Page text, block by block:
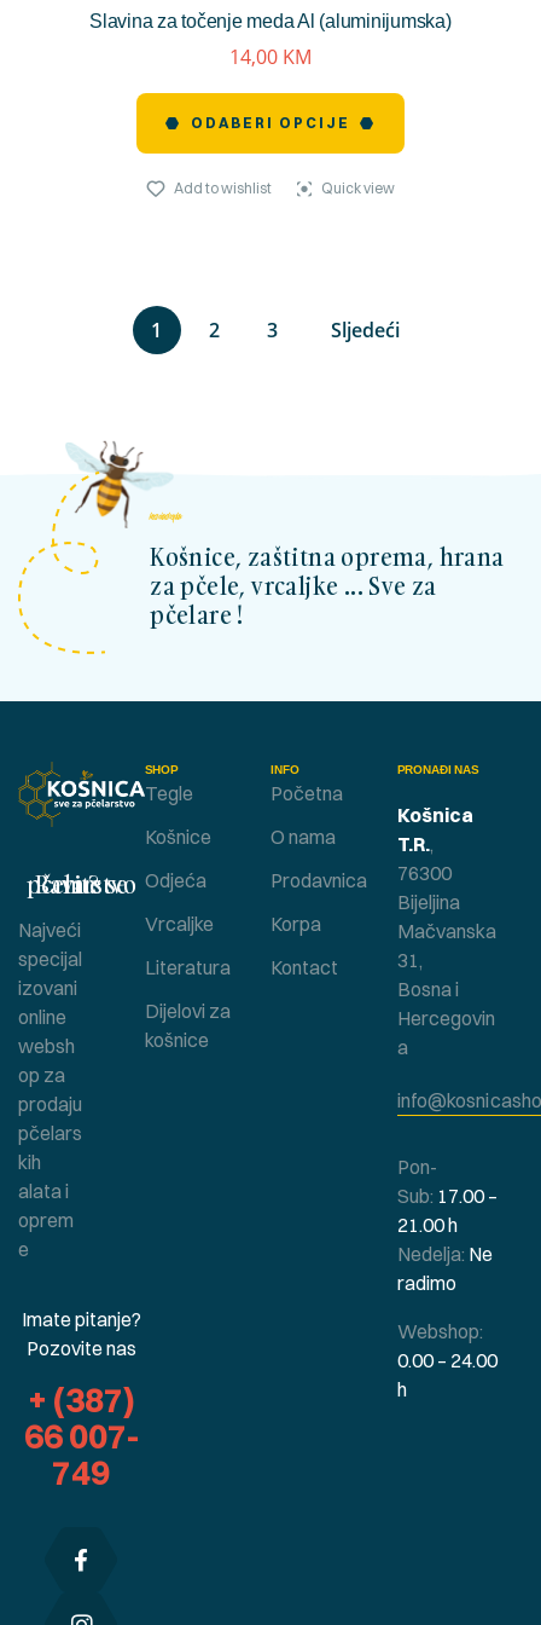
Slavina za točenje meda Al (aluminijumska)
reviews)
14,00 KM
ODABERI OPCIJE
Add to wishlist Quick view
1 2 3 Sljedeći
kosnicashop.ba
Košnice, zaštitna oprema, hrana
za pčele, vrcaljke ... Sve za
pčelare !
SHOP
Tegle
Košnice
Odjeća
Vrcaljke
Literatura
Dijelovi za
košnice
INFO
Početna
O nama
Prodavnica
Korpa
Kontact
Bavite se pčelarstvom ?
Najveći
specijal
izovani
online
websh
op za
prodaju
pčelars
kih
alata i
oprem
e
Imate pitanje?
Pozovite nas
+ (387)
66 007-
749
PRONAĐI NAS
Košnica
T.R.,
76300
Bijeljina
Mačvanska
31,
Bosna i
Hercegovin
a
Pon-
Sub: 17.00 –
21.00 h
Nedelja: Ne
radimo
Webshop:
0.00 – 24.00
h